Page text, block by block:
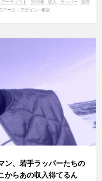
アーティスト 2020年 収入 ラッパー
最高
ローク・アゲイン 年収
ン、若手ラッパーたちの
からあの収入得てるん